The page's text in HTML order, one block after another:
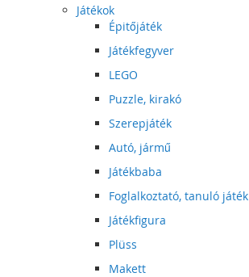
Játékok
Épitőjáték
Játékfegyver
LEGO
Puzzle, kirakó
Szerepjáték
Autó, jármű
Játékbaba
Foglalkoztató, tanuló játék
Játékfigura
Plüss
Makett